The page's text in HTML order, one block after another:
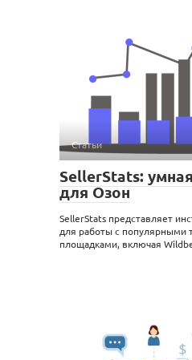
Статьи
SellerStats:
для Озон
SellerStats представляет
для работы с популярными
площадками, включая